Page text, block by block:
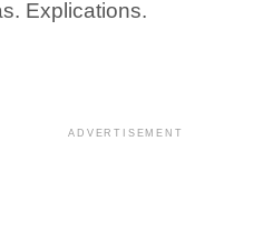
Explications.
ADVERTISEMENT